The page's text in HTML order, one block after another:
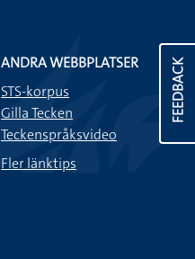
FEEDBACK
ANDRA WEBBPLATSER
STS-korpus
Gilla Tecken
Teckenspråksvideo
Fler länktips